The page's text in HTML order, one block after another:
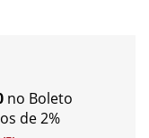
no Boleto
de 2%